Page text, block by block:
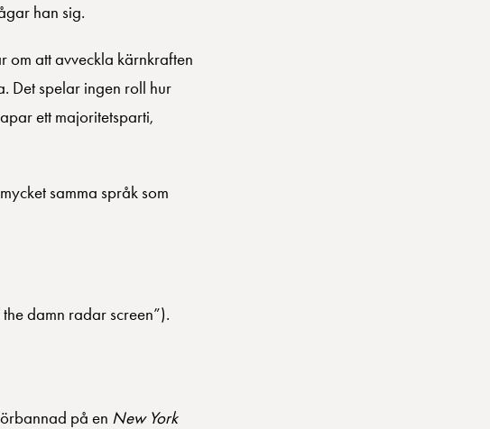
han sig.
om att avveckla kärnkraften
Det spelar ingen roll hur
ett majoritetsparti,
samma språk som
damn radar screen”).
på en New York